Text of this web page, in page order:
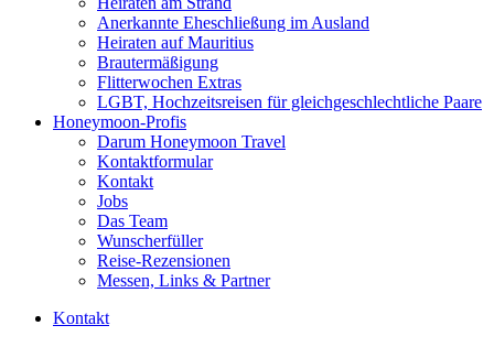
Anerkannte Eheschließung im Ausland
Heiraten auf Mauritius
Brautermäßigung
Flitterwochen Extras
LGBT, Hochzeitsreisen für gleichgeschlechtliche Paare
Honeymoon-Profis
Darum Honeymoon Travel
Kontaktformular
Kontakt
Jobs
Das Team
Wunscherfüller
Reise-Rezensionen
Messen, Links & Partner
Kontakt